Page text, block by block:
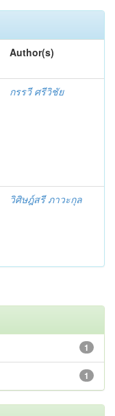
Author(s)
กรรวี ศรีวิชัย
วิศิษฎ์สรี ภาวะกุล
1
1